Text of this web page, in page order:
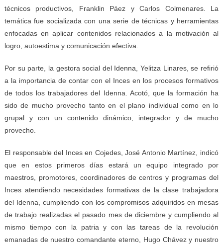
técnicos productivos, Franklin Páez y Carlos Colmenares. La
temática fue socializada con una serie de técnicas y herramientas
enfocadas en aplicar contenidos relacionados a la motivación al
logro, autoestima y comunicación efectiva.
Por su parte, la gestora social del Idenna, Yelitza Linares, se refirió
a la importancia de contar con el Inces en los procesos formativos
de todos los trabajadores del Idenna. Acotó, que la formación ha
sido de mucho provecho tanto en el plano individual como en lo
grupal y con un contenido dinámico, integrador y de mucho
provecho.
El responsable del Inces en Cojedes, José Antonio Martínez, indicó
que en estos primeros días estará un equipo integrado por
maestros, promotores, coordinadores de centros y programas del
Inces atendiendo necesidades formativas de la clase trabajadora
del Idenna, cumpliendo con los compromisos adquiridos en mesas
de trabajo realizadas el pasado mes de diciembre y cumpliendo al
mismo tiempo con la patria y con las tareas de la revolución
emanadas de nuestro comandante eterno, Hugo Chávez y nuestro